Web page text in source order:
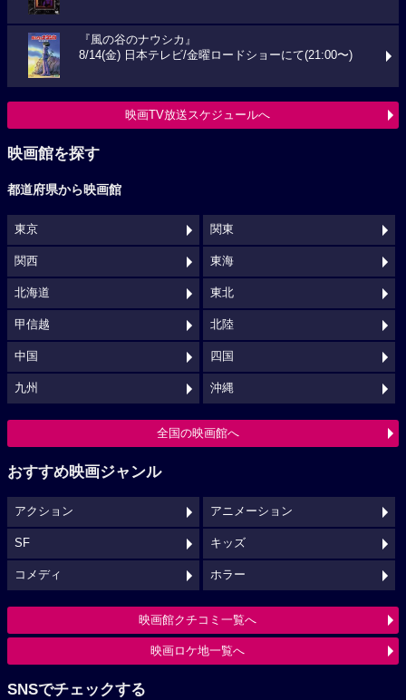
『風の谷のナウシカ』
8/14(金) 日本テレビ/金曜ロードショーにて(21:00〜)
映画TV放送スケジュールへ
映画館を探す
都道府県から映画館
東京 関東
関西 東海
北海道 東北
甲信越 北陸
中国 四国
九州 沖縄
全国の映画館へ
おすすめ映画ジャンル
アクション アニメーション
SF キッズ
コメディ ホラー
映画館クチコミ一覧へ
映画ロケ地一覧へ
SNSでチェックする